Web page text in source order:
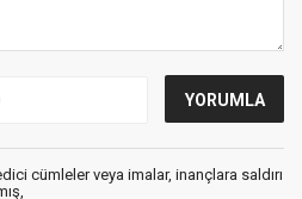
cümleler veya imalar, inançlara saldırı